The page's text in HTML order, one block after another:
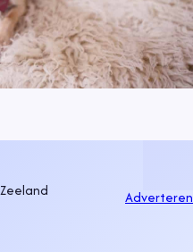
Zeeland Adverteren